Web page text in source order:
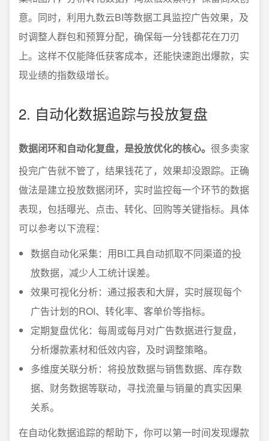
意。同时，利用九数云BI等数据工具监控广告效果，及
时调整人群包和预算分配，确保每一分钱都花在刀刃
上。这样不仅能降低获客成本，还能快速跑出爆款，实
现业绩的指数级增长。
2. 自动化数据追踪与投放复盘
数据闭环和自动化复盘，是投放优化的核心。 很多卖家
投完广告就不管了，结果钱花了，效果却没跟踪。正确
做法是建立投放数据闭环，实时监控每一个环节的数据
表现，包括曝光、点击、转化、回购等关键指标。具体
可以参考以下流程：
数据自动化采集：用BI工具自动抓取不同渠道的投
放数据，减少人工统计误差。
效果可视化分析：通过报表和大屏，实时展现每个
广告计划的ROI、转化率、客单价等指标。
定期复盘优化：每周或每月对广告数据进行复盘，
分析爆款素材和低效内容，及时调整策略。
多维度关联分析：将投放数据与销售数据、库存数
据、财务数据等联动，寻找流量与销量的真实因果
关系。
在自动化数据追踪的帮助下，你可以第一时间发现爆款